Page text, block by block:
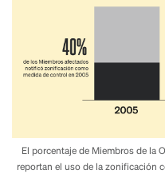
El porcentaje de Miembros de la
reportan el uso de la zonificación